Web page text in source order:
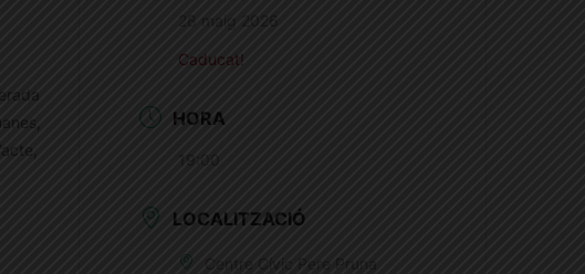
28 maig 2026
Caducat!
HORA
19:00
LOCALITZACIÓ
Centre Cívic Pere Pruna